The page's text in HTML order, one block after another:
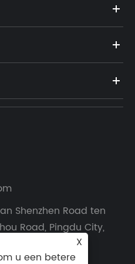
Shenzhen Road ten
Road, Pingdu City,
X
u een betere